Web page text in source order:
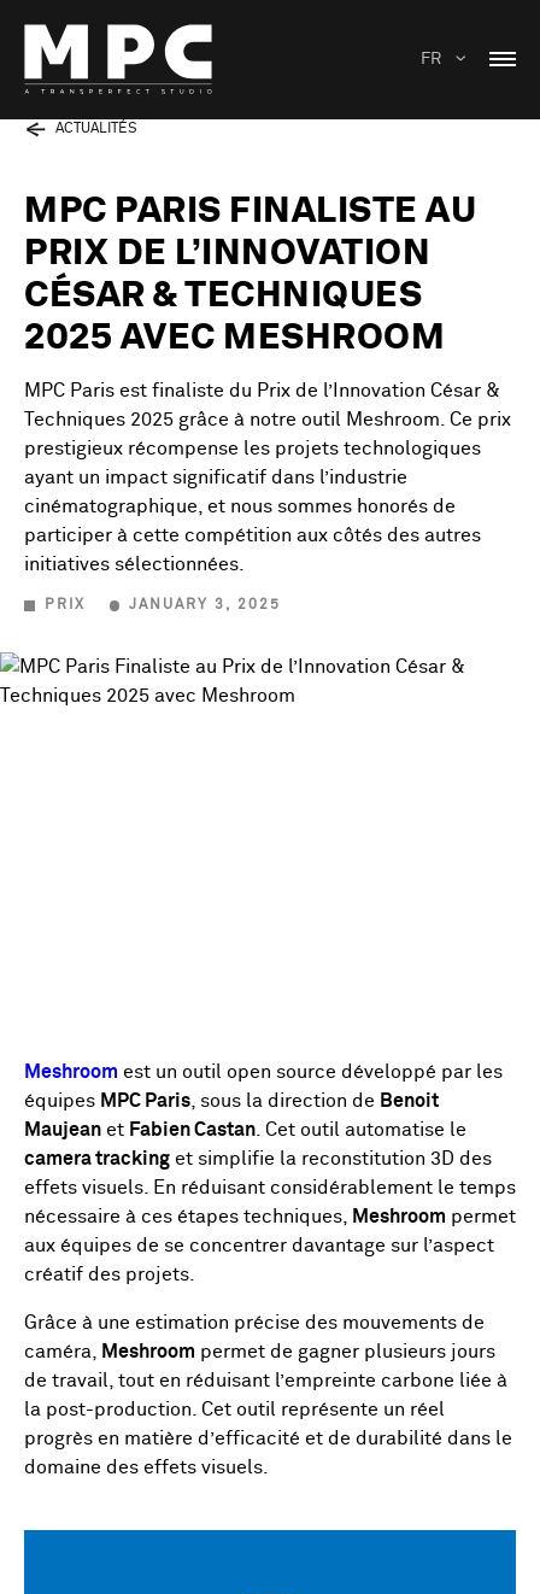
FR
ACTUALITÉS
MPC PARIS FINALISTE AU
PRIX DE L’INNOVATION
CÉSAR & TECHNIQUES
2025 AVEC MESHROOM
MPC Paris est finaliste du Prix de l’Innovation César &
Techniques 2025 grâce à notre outil Meshroom. Ce prix
prestigieux récompense les projets technologiques
ayant un impact significatif dans l’industrie
cinématographique, et nous sommes honorés de
participer à cette compétition aux côtés des autres
initiatives sélectionnées.
PRIX JANUARY 3, 2025
Meshroom est un outil open source développé par les
équipes MPC Paris , sous la direction de Benoit
Maujean et Fabien Castan . Cet outil automatise le
camera tracking et simplifie la reconstitution 3D des
effets visuels. En réduisant considérablement le temps
nécessaire à ces étapes techniques,
Meshroom permet
aux équipes de se concentrer davantage sur l’aspect
créatif des projets.
Grâce à une estimation précise des mouvements de
caméra,
Meshroom permet de gagner plusieurs jours
de travail, tout en réduisant l’empreinte carbone liée à
la post-production. Cet outil représente un réel
progrès en matière d’efficacité et de durabilité dans le
domaine des effets visuels.